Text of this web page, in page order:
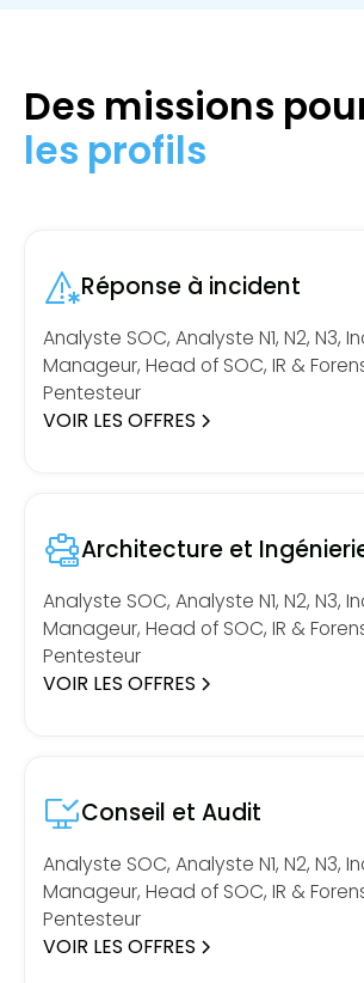
Des missions
les profils
Réponse à incident
Analyste SOC, Analyste N1, N2, N3,
Manageur, Head of SOC, IR &
Pentesteur
VOIR LES OFFRES
Architecture et
Analyste SOC, Analyste N1, N2, N3,
Manageur, Head of SOC, IR &
Pentesteur
VOIR LES OFFRES
Conseil et Audit
Analyste SOC, Analyste N1, N2, N3,
Manageur, Head of SOC, IR &
Pentesteur
VOIR LES OFFRES